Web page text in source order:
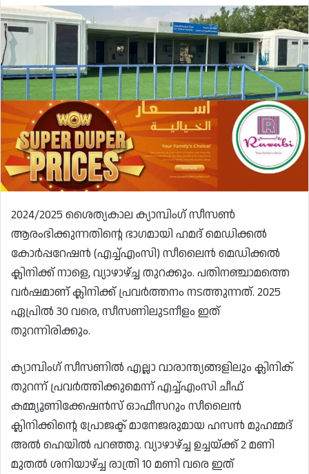
2024/2025 ശൈത്യകാല ക്യാമ്പിംഗ് സീസൺ
ആരംഭിക്കുന്നതിന്റെ ഭാഗമായി ഹമദ് മെഡിക്കൽ
കോർപ്പറേഷൻ (എച്ച്എംസി) സീലൈൻ മെഡിക്കൽ
ക്ലിനിക്ക് നാളെ, വ്യാഴാഴ്ച്ച തുറക്കും. പതിനഞ്ചാമത്തെ
വർഷമാണ് ക്ലിനിക്ക് പ്രവർത്തനം നടത്തുന്നത്. 2025
ഏപ്രിൽ 30 വരെ, സീസണിലുടനീളം ഇത്
തുറന്നിരിക്കും.
ക്യാമ്പിംഗ് സീസണിൽ എല്ലാ വാരാന്ത്യങ്ങളിലും ക്ലിനിക്
തുറന്ന് പ്രവർത്തിക്കുമെന്ന് എച്ച്എംസി ചീഫ്
കമ്മ്യൂണിക്കേഷൻസ് ഓഫീസറും സീലൈൻ
ക്ലിനിക്കിൻ്റെ പ്രോജക്ട് മാനേജരുമായ ഹസൻ മുഹമ്മദ്
അൽ ഹെയിൽ പറഞ്ഞു. വ്യാഴാഴ്ച്ച ഉച്ചയ്ക്ക് 2 മണി
മുതൽ ശനിയാഴ്ച്ച രാത്രി 10 മണി വരെ ഇത്